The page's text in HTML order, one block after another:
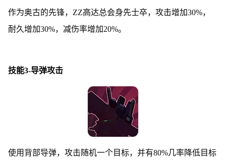
作为奥古的先锋，ZZ高达总会身先士卒，攻击增加30%，
耐久增加30%，减伤率增加20%。
技能3-导弹攻击
使用背部导弹，攻击随机一个目标，并有80%几率降低目标